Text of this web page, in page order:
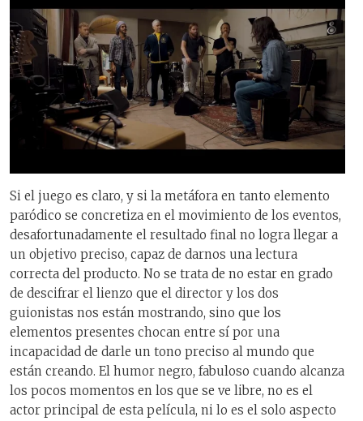
Si el juego es claro, y si la metáfora en tanto elemento
paródico se concretiza en el movimiento de los eventos,
desafortunadamente el resultado final no logra llegar a
un objetivo preciso, capaz de darnos una lectura
correcta del producto. No se trata de no estar en grado
de descifrar el lienzo que el director y los dos
guionistas nos están mostrando, sino que los
elementos presentes chocan entre sí por una
incapacidad de darle un tono preciso al mundo que
están creando. El humor negro, fabuloso cuando alcanza
los pocos momentos en los que se ve libre, no es el
actor principal de esta película, ni lo es el solo aspecto